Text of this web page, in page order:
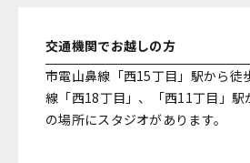
交通機関でお越しの方
市電山鼻線「西15丁目」駅から徒
線「西18丁目」、「西11丁目」駅
の場所にスタジオがあります。